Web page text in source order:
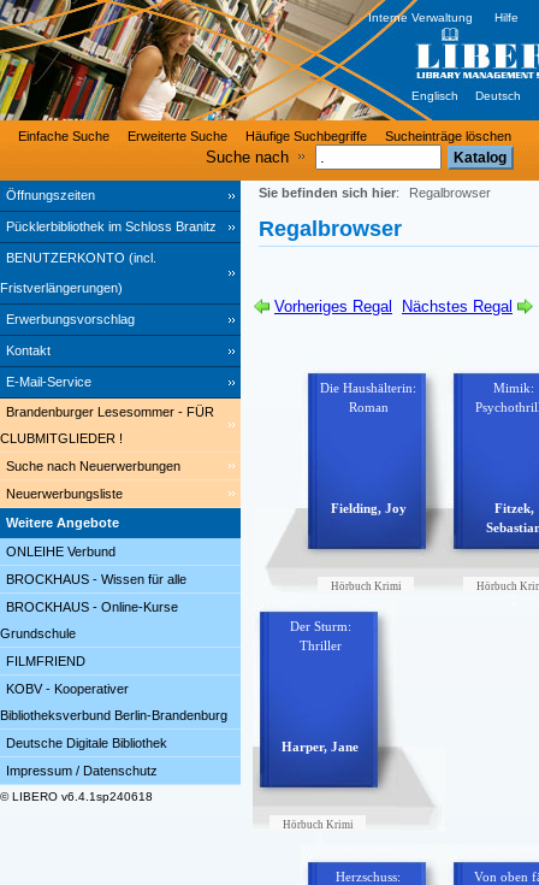
Öffnungszeiten
Pücklerbibliothek im Schloss Branitz
BENUTZERKONTO (incl.
Fristverlängerungen)
Erwerbungsvorschlag
Kontakt
E-Mail-Service
Einfache Suche Erweiterte Suche Häufige Suchbegriffe Sucheinträge löschen
Interne Verwaltung Hilfe
Englisch Deutsch
Brandenburger Lesesommer - FÜR
CLUBMITGLIEDER !
Suche nach Neuerwerbungen
Neuerwerbungsliste
Weitere Angebote
ONLEIHE Verbund
BROCKHAUS - Wissen für alle
BROCKHAUS - Online-Kurse
Grundschule
FILMFRIEND
KOBV - Kooperativer
Bibliotheksverbund Berlin-Brandenburg
Deutsche Digitale Bibliothek
Impressum / Datenschutz
© LIBERO v6.4.1sp240618
Sie befinden sich hier: Regalbrowser
Regalbrowser
Vorheriges Regal Nächstes Regal
Die Haushälterin:
Roman
Fielding, Joy
Hörbuch Krimi
Mimik:
Fitzek,
Hörbuch
Der Sturm:
Thriller
Harper, Jane
Hörbuch Krimi
Herzschuss:
Von oben
Suche nach